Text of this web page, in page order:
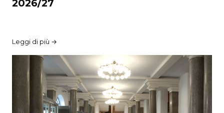
2026/27
Leggi di più →